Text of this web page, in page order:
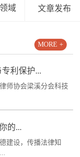
域 文章发布
利保护...
师协会梁溪分会科技
的...
建设，传播法律知
MORE +